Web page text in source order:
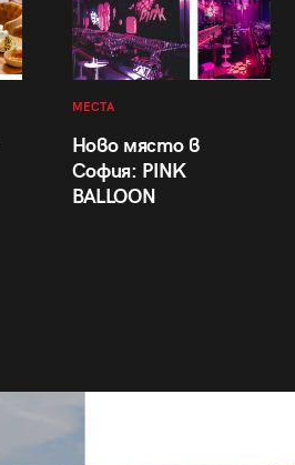
МЕСТА
Ново място в
София: PINK
BALLOON